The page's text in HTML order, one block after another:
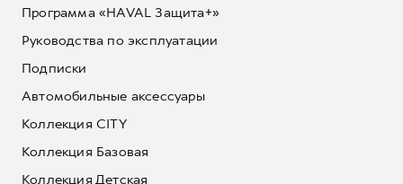
Программа «HAVAL Защита+»
Руководства по эксплуатации
Подписки
Автомобильные аксессуары
Коллекция CITY
Коллекция Базовая
Коллекция Детская